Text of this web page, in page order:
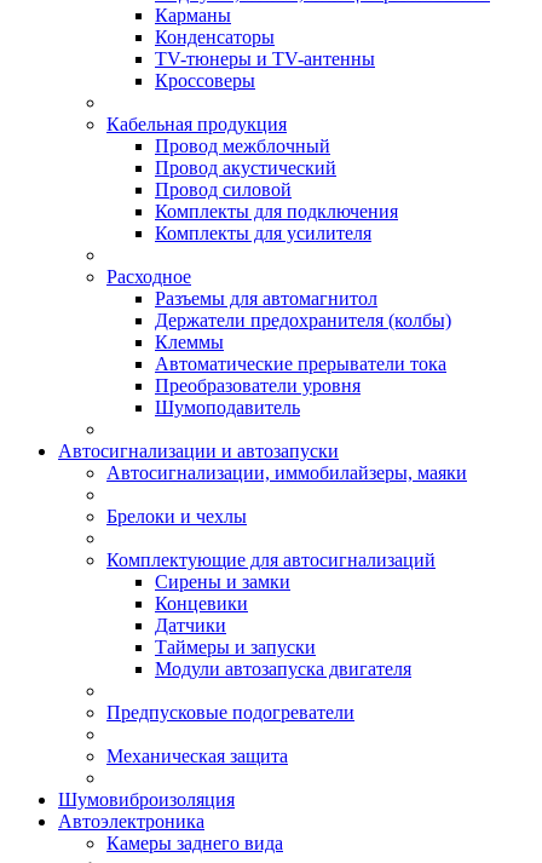
Карманы
Конденсаторы
TV-тюнеры и TV-антенны
Кроссоверы
Кабельная продукция
Провод межблочный
Провод акустический
Провод силовой
Комплекты для подключения
Комплекты для усилителя
Расходное
Разъемы для автомагнитол
Держатели предохранителя (колбы)
Клеммы
Автоматические прерыватели тока
Преобразователи уровня
Шумоподавитель
Автосигнализации и автозапуски
Автосигнализации, иммобилайзеры, маяки
Брелоки и чехлы
Комплектующие для автосигнализаций
Сирены и замки
Концевики
Датчики
Таймеры и запуски
Модули автозапуска двигателя
Предпусковые подогреватели
Механическая защита
Шумовиброизоляция
Автоэлектроника
Камеры заднего вида